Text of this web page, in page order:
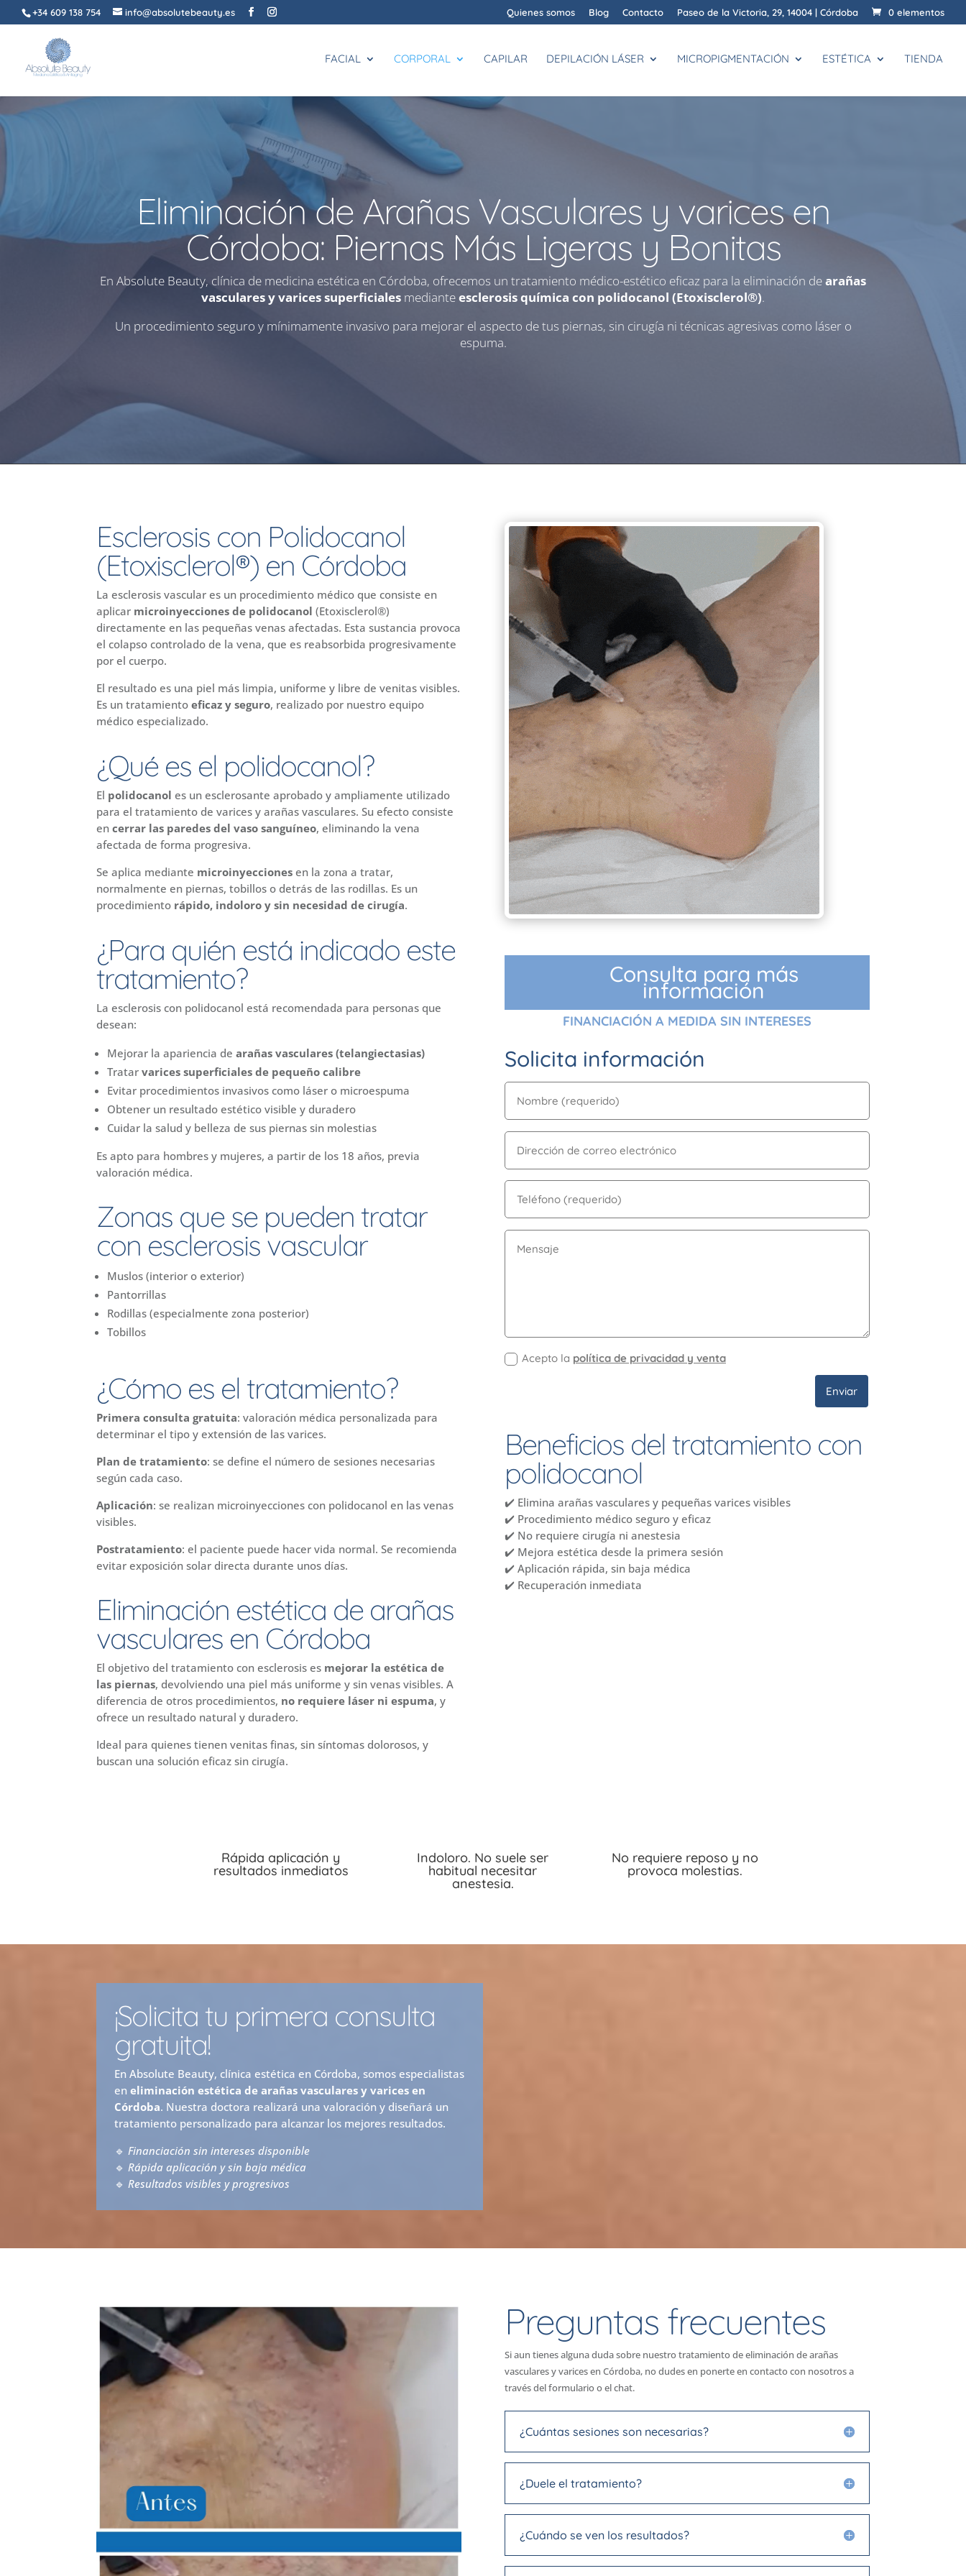
+34 609 138 754 info@absolutebeauty.es Quienes somos Blog Contacto Paseo de la Victoria, 29, 14004 | Córdoba 0 elementos
FACIAL CORPORAL CAPILAR DEPILACIÓN LÁSER MICROPIGMENTACIÓN ESTÉTICA TIENDA
Eliminación de Arañas Vasculares y varices en
Córdoba: Piernas Más Ligeras y Bonitas
En Absolute Beauty, clínica de medicina estética en Córdoba, ofrecemos un tratamiento médico-estético eficaz para la eliminación dearañas
vasculares y varices superficiales medianteesclerosis química con polidocanol (Etoxisclerol®).
Un procedimiento seguro y mínimamente invasivo para mejorar el aspecto de tus piernas, sin cirugía ni técnicas agresivas como láser o
espuma.
Esclerosis con Polidocanol
(Etoxisclerol®) en Córdoba
La esclerosis vascular es un procedimiento médico que consiste en
aplicar microinyecciones de polidocanol (Etoxisclerol®)
directamente en las pequeñas venas afectadas. Esta sustancia provoca
el colapso controlado de la vena, que es reabsorbida progresivamente
por el cuerpo.
El resultado es una piel más limpia, uniforme y libre de venitas visibles.
Es un tratamientoeficaz y seguro, realizado por nuestro equipo
médico especializado.
¿Qué es el polidocanol?
El polidocanol es un esclerosante aprobado y ampliamente utilizado
para el tratamiento de varices y arañas vasculares. Su efecto consiste
encerrar las paredes del vaso sanguíneo, eliminando la vena
afectada de forma progresiva.
Se aplica mediante microinyecciones en la zona a tratar,
normalmente en piernas, tobillos o detrás de las rodillas. Es un
procedimiento rápido, indoloro y sin necesidad de cirugía.
¿Para quién está indicado este
tratamiento?
La esclerosis con polidocanol está recomendada para personas que
desean:
Mejorar la apariencia dearañas vasculares (telangiectasias)
Tratarvarices superficiales de pequeño calibre
Evitar procedimientos invasivos como láser o microespuma
Obtener un resultado estético visible y duradero
Cuidar la salud y belleza de sus piernas sin molestias
Es apto para hombres y mujeres, a partir de los 18 años, previa
valoración médica.
Zonas que se pueden tratar
con esclerosis vascular
Muslos (interior o exterior)
Pantorrillas
Rodillas (especialmente zona posterior)
Tobillos
¿Cómo es el tratamiento?
Primera consulta gratuita: valoración médica personalizada para
determinar el tipo y extensión de las varices.
Plan de tratamiento: se define el número de sesiones necesarias
según cada caso.
Aplicación: se realizan microinyecciones con polidocanol en las venas
visibles.
Postratamiento: el paciente puede hacer vida normal. Se recomienda
evitar exposición solar directa durante unos días.
Eliminación estética de arañas
vasculares en Córdoba
El objetivo del tratamiento con esclerosis es mejorar la estética de
las piernas, devolviendo una piel más uniforme y sin venas visibles. A
diferencia de otros procedimientos, no requiere láser ni espuma, y
ofrece un resultado natural y duradero.
Ideal para quienes tienen venitas finas, sin síntomas dolorosos, y
buscan una solución eficaz sin cirugía.
Consulta para más
información
FINANCIACIÓN A MEDIDA SIN INTERESES
Solicita información
Acepto la política de privacidad y venta
Enviar
Beneficios del tratamiento con
polidocanol
✔️ Elimina arañas vasculares y pequeñas varices visibles
✔️ Procedimiento médico seguro y eficaz
✔️ No requiere cirugía ni anestesia
✔️ Mejora estética desde la primera sesión
✔️ Aplicación rápida, sin baja médica
✔️ Recuperación inmediata
Rápida aplicación y
resultados inmediatos
Indoloro. No suele ser
habitual necesitar
anestesia.
No requiere reposo y no
provoca molestias.
¡Solicita tu primera consulta
gratuita!
En Absolute Beauty, clínica estética en Córdoba, somos especialistas
eneliminación estética de arañas vasculares y varices en
Córdoba. Nuestra doctora realizará una valoración y diseñará un
tratamiento personalizado para alcanzar los mejores resultados.
🔹 Financiación sin intereses disponible
🔹 Rápida aplicación y sin baja médica
🔹 Resultados visibles y progresivos
Preguntas frecuentes
Si aun tienes alguna duda sobre nuestro tratamiento de eliminación de arañas
vasculares y varices en Córdoba, no dudes en ponerte en contacto con nosotros a
través del formulario o el chat.
¿Cuántas sesiones son necesarias?
¿Duele el tratamiento?
¿Cuándo se ven los resultados?